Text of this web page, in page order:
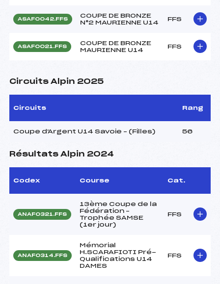
ASAF0042.FFS
COUPE DE BRONZE
N°2 MAURIENNE U14
FFS
ASAF0021.FFS
COUPE DE BRONZE
MAURIENNE U14
FFS
Circuits Alpin 2025
Circuits Rang
Coupe d'Argent U14 Savoie – (Filles) 56
Résultats Alpin 2024
Codex Course Cat.
ANAF0321.FFS
13ème Coupe de la
Fédération –
Trophée SAMSE
(1er jour)
FFS
ANAF0314.FFS
Mémorial
H.SCARAFIOTI Pré-
Qualifications U14
DAMES
FFS